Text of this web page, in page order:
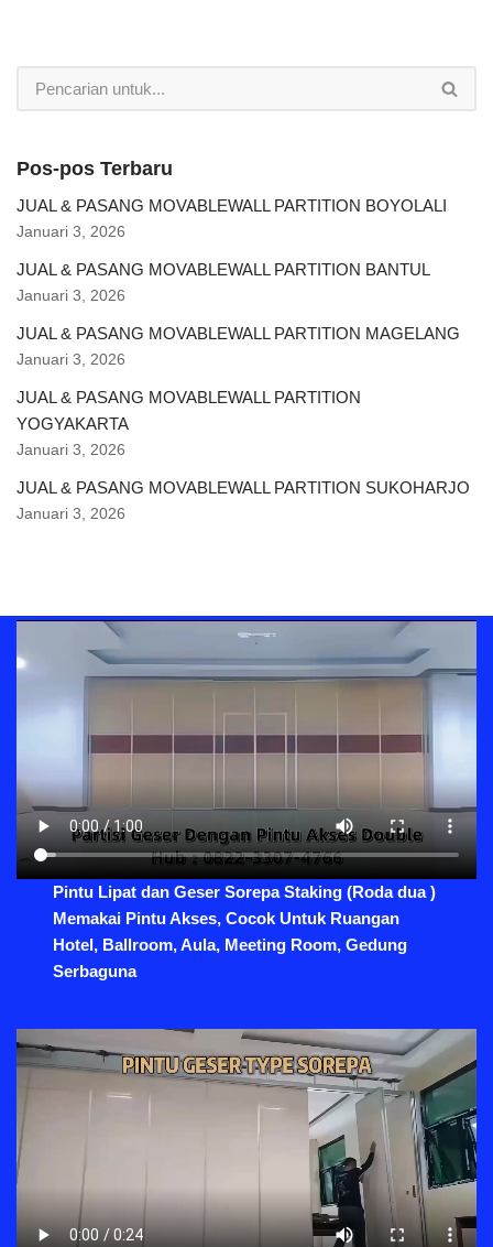
Pos-pos Terbaru
JUAL & PASANG MOVABLEWALL PARTITION BOYOLALI
Januari 3, 2026
JUAL & PASANG MOVABLEWALL PARTITION BANTUL
Januari 3, 2026
JUAL & PASANG MOVABLEWALL PARTITION MAGELANG
Januari 3, 2026
JUAL & PASANG MOVABLEWALL PARTITION
YOGYAKARTA
Januari 3, 2026
JUAL & PASANG MOVABLEWALL PARTITION SUKOHARJO
Januari 3, 2026
Pintu Lipat dan Geser Sorepa Staking (Roda dua )
Memakai Pintu Akses, Cocok Untuk Ruangan
Hotel, Ballroom, Aula, Meeting Room, Gedung
Serbaguna